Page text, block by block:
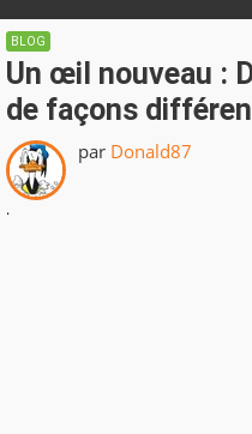
BLOG
Un œil nouveau :
de façons
par Donald87
.